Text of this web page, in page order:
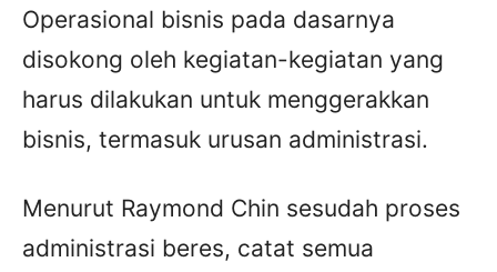
Operasional bisnis pada dasarnya
disokong oleh kegiatan-kegiatan yang
harus dilakukan untuk menggerakkan
bisnis, termasuk urusan administrasi.
Menurut Raymond Chin sesudah proses
administrasi beres, catat semua